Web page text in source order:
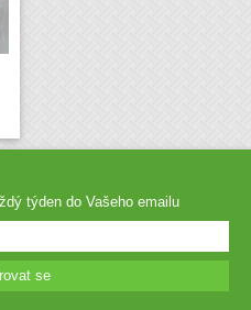
týden do Vašeho emailu
se